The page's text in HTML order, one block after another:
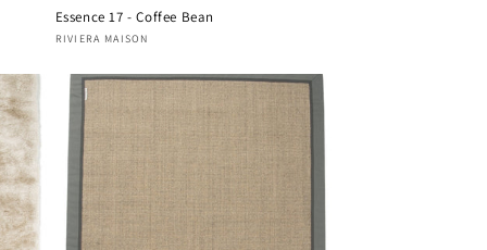
Essence 17 - Coffee Bean
Fournisseur :
RIVIERA MAISON